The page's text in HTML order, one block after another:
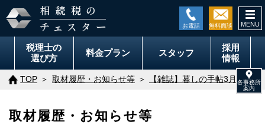
税理士の
選び方
料金プラン スタッフ
採用
情報
TOP 取材履歴・お知らせ等 【雑誌】暮しの手帖3月25日
取材履歴・お知らせ等